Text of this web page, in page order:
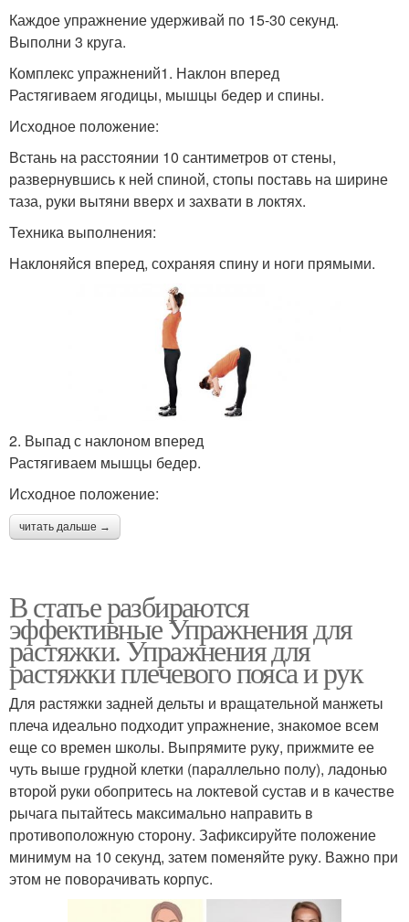
Каждое упражнение удерживай по 15-30 секунд.
Выполни 3 круга.
Комплекс упражнений1. Наклон вперед
Растягиваем ягодицы, мышцы бедер и спины.
Исходное положение:
Встань на расстоянии 10 сантиметров от стены,
развернувшись к ней спиной, стопы поставь на ширине
таза, руки вытяни вверх и захвати в локтях.
Техника выполнения:
Наклоняйся вперед, сохраняя спину и ноги прямыми.
2. Выпад с наклоном вперед
Растягиваем мышцы бедер.
Исходное положение:
читать дальше →
В статье разбираются
эффективные Упражнения для
растяжки. Упражнения для
растяжки плечевого пояса и рук
Для растяжки задней дельты и вращательной манжеты
плеча идеально подходит упражнение, знакомое всем
еще со времен школы. Выпрямите руку, прижмите ее
чуть выше грудной клетки (параллельно полу), ладонью
второй руки обопритесь на локтевой сустав и в качестве
рычага пытайтесь максимально направить в
противоположную сторону. Зафиксируйте положение
минимум на 10 секунд, затем поменяйте руку. Важно при
этом не поворачивать корпус.